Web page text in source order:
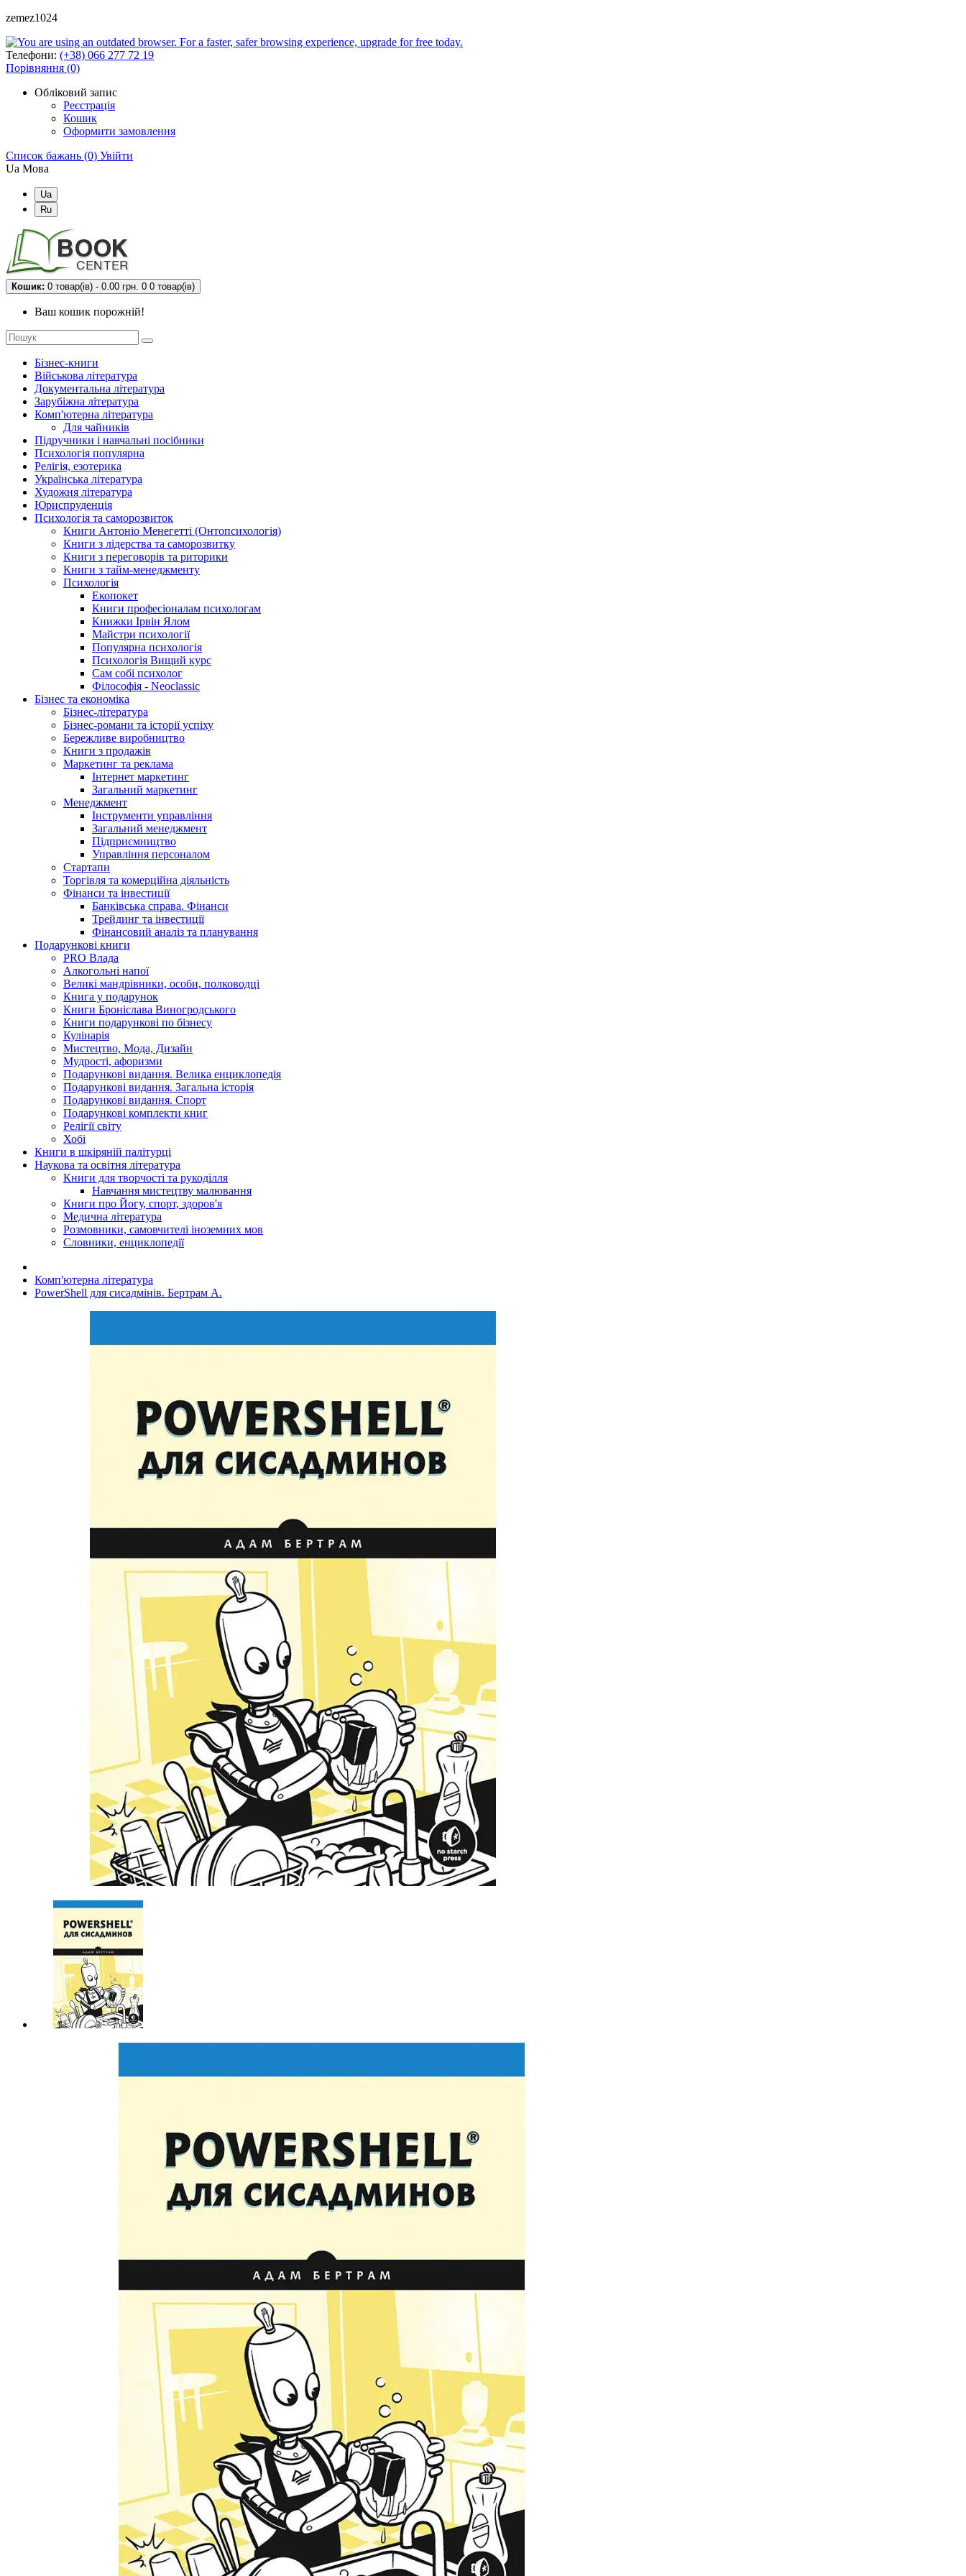
zemez1024
Телефони: (+38) 066 277 72 19
Порівняння (0)
Обліковий запис
Реєстрація
Кошик
Оформити замовлення
Список бажань (0) Увійти
Ua Мова
Ua
Ru
Кошик: 0 товар(ів) - 0.00 грн. 0 0 товар(ів)
Ваш кошик порожній!
Бізнес-книги
Військова література
Документальна література
Зарубіжна література
Комп'ютерна література
Для чайників
Підручники і навчальні посібники
Психологія популярна
Релігія, езотерика
Українська література
Художня література
Юриспруденція
Психологія та саморозвиток
Книги Антоніо Менегетті (Онтопсихологія)
Книги з лідерства та саморозвитку
Книги з переговорів та риторики
Книги з тайм-менеджменту
Психологія
Екопокет
Книги професіоналам психологам
Книжки Ірвін Ялом
Майстри психології
Популярна психологія
Психологія Вищий курс
Сам собі психолог
Філософія - Neoclassic
Бізнес та економіка
Бізнес-література
Бізнес-романи та історії успіху
Бережливе виробництво
Книги з продажів
Маркетинг та реклама
Інтернет маркетинг
Загальний маркетинг
Менеджмент
Інструменти управління
Загальний менеджмент
Підприємництво
Управління персоналом
Стартапи
Торгівля та комерційна діяльність
Фінанси та інвестиції
Банківська справа. Фінанси
Трейдинг та інвестиції
Фінансовий аналіз та планування
Подарункові книги
PRO Влада
Алкогольні напої
Великі мандрівники, особи, полководці
Книга у подарунок
Книги Броніслава Виногродського
Книги подарункові по бізнесу
Кулінарія
Мистецтво, Мода, Дизайн
Мудрості, афоризми
Подарункові видання. Велика енциклопедія
Подарункові видання. Загальна історія
Подарункові видання. Спорт
Подарункові комплекти книг
Релігії світу
Хобі
Книги в шкіряній палітурці
Наукова та освітня література
Книги для творчості та рукоділля
Навчання мистецтву малювання
Книги про Йогу, спорт, здоров'я
Медична література
Розмовники, самовчителі іноземних мов
Словники, енциклопедії
Комп'ютерна література
PowerShell для сисадмінів. Бертрам А.